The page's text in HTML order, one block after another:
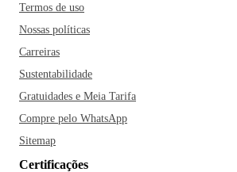
Termos de uso
Nossas políticas
Carreiras
Sustentabilidade
Gratuidades e Meia Tarifa
Compre pelo WhatsApp
Sitemap
Certificações